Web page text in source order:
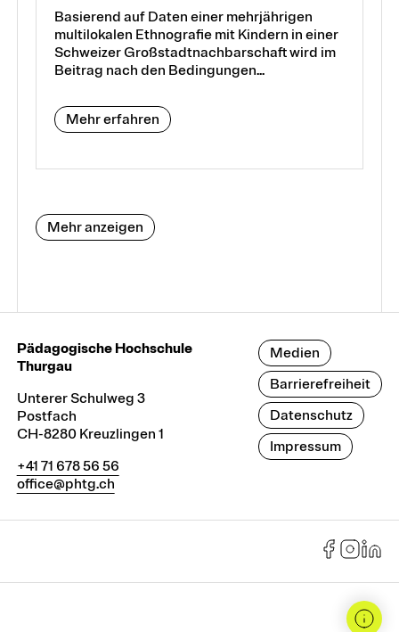
Basierend auf Daten einer mehrjährigen
multilokalen Ethnografie mit Kindern in einer
Schweizer Großstadtnachbarschaft wird im
Beitrag nach den Bedingungen...
Mehr erfahren
Mehr anzeigen
Pädagogische Hochschule
Thurgau
Unterer Schulweg 3
Postfach
CH-8280 Kreuzlingen 1
+41 71 678 56 56
office@phtg.ch
Medien
Barrierefreiheit
Datenschutz
Impressum